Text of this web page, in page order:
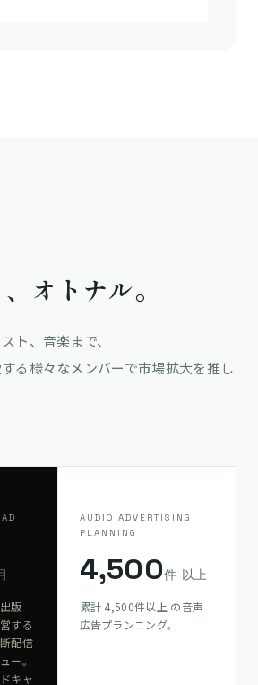
オトナル。
ト、音楽まで、
る様々なメンバーで市場拡大を推し
版
する
配信
ー。
キャ
AUDIO ADVERTISING
PLANNING
4,500件 以上
累計 4,500件以上 の音声
広告プランニング。